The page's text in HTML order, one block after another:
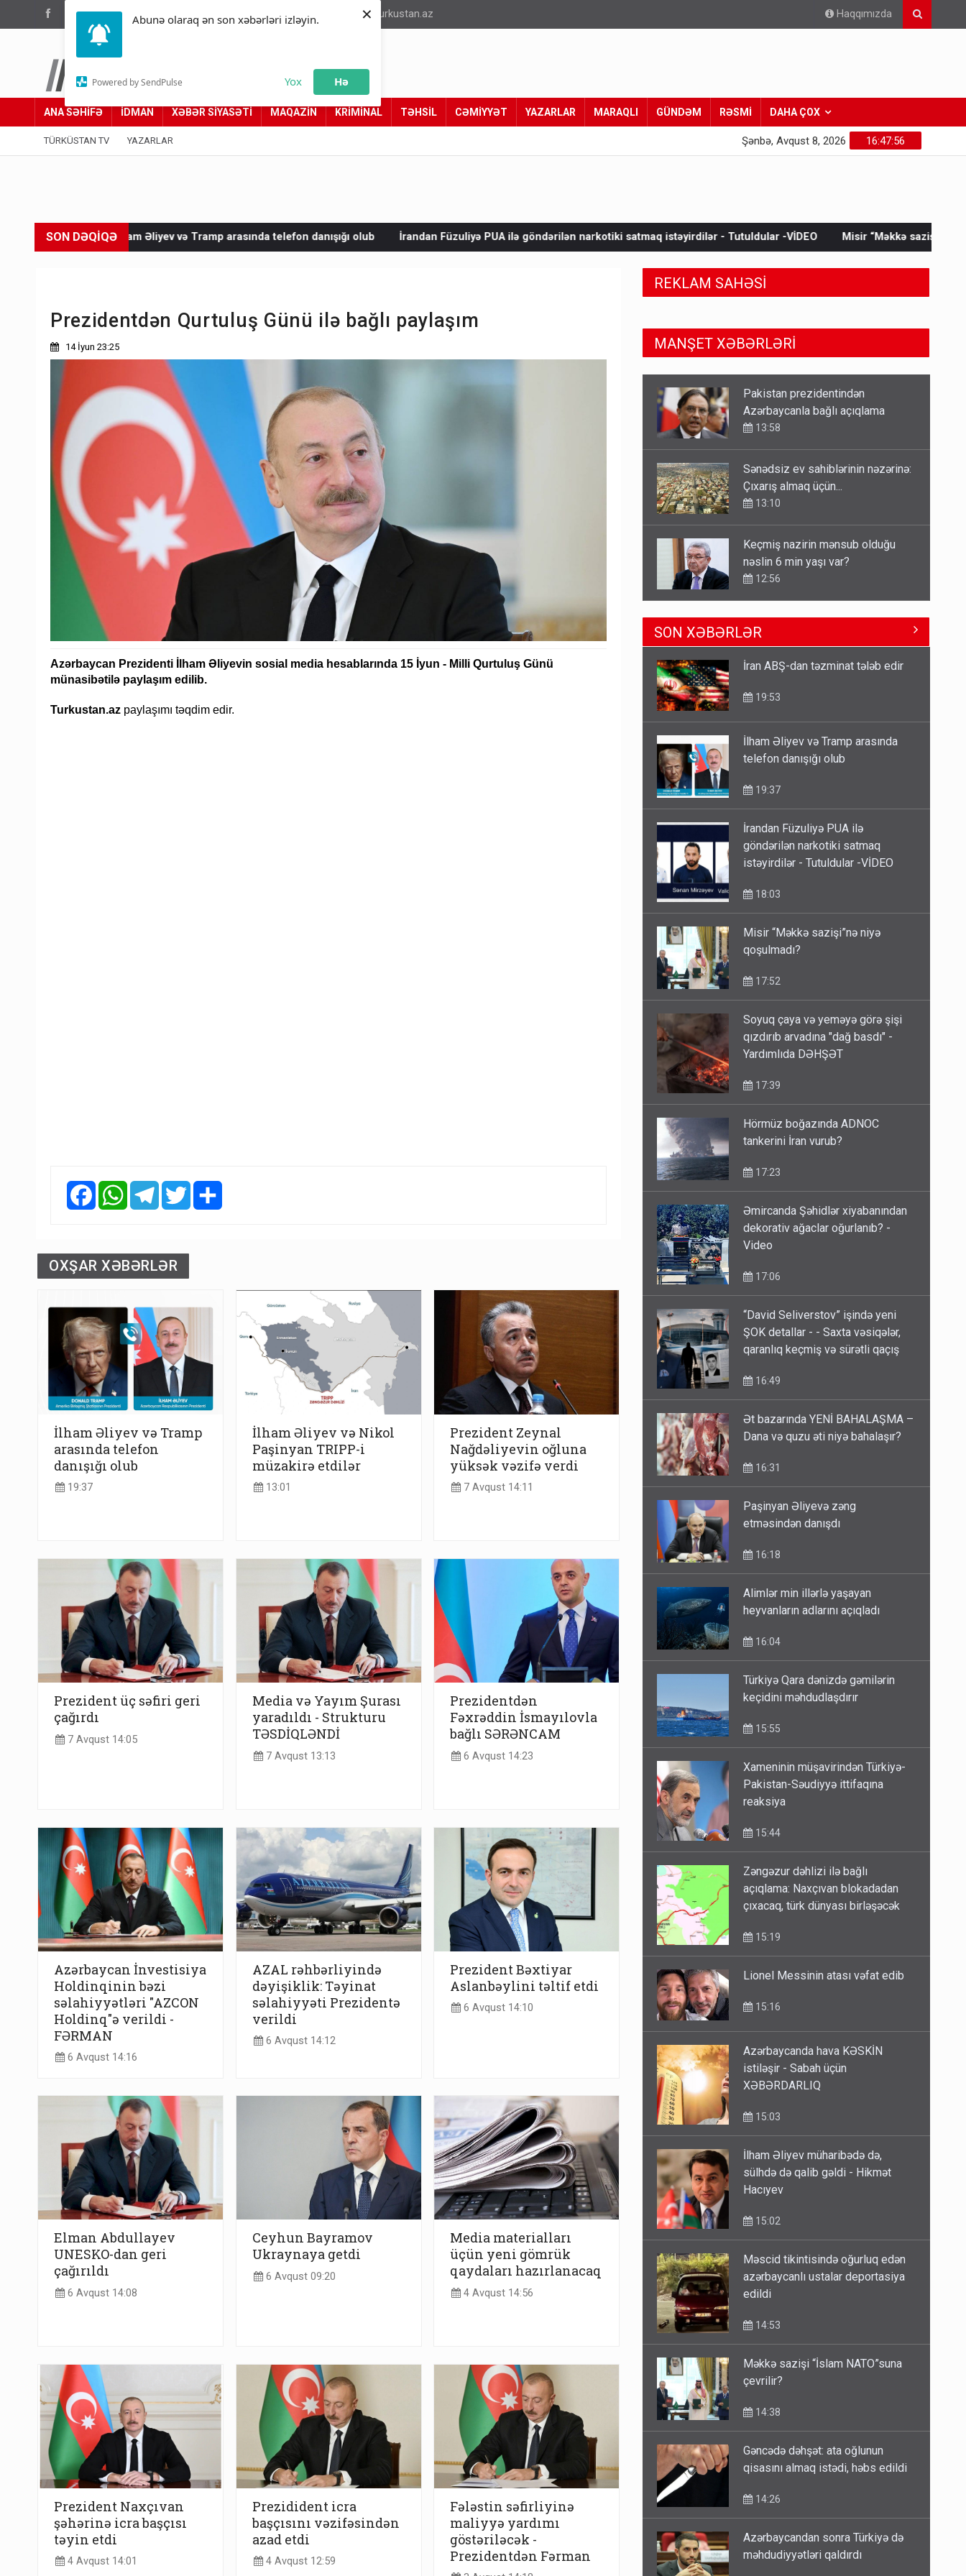
Abunə olaraq ən son xəbərləri izləyin.
Powered by SendPulse Yox Hə
×
(012) 449 94 05 info@turkustan.az Haqqımızda
Türküstan.az
Adımız yolumuzdur
ANA SƏHİFƏ İDMAN XƏBƏR SİYASƏTİ MAQAZİN KRİMİNAL TƏHSİL CƏMİYYƏT YAZARLAR MARAQLI GÜNDƏM RƏSMİ DAHA ÇOX
TÜRKÜSTAN TV YAZARLAR 16:47:58
Şənbə, Avqust 8, 2026
SON DƏQİQƏ
Əliyev və Tramp arasında telefon danışığı olub İrandan Füzuliyə PUA ilə göndərilən narkotiki satmaq istəyirdilər - Tutuldular -VİDEO Misir “Məkkə sazişi”nə niyə qoşulmadı?
Prezidentdən Qurtuluş Günü ilə bağlı paylaşım
14 İyun 23:25
Azərbaycan Prezidenti İlham Əliyevin sosial media hesablarında 15 İyun - Milli Qurtuluş Günü
münasibətilə paylaşım edilib.
Turkustan.az paylaşımı təqdim edir.
FacebookWhatsAppTelegramTwitter
OXŞAR XƏBƏRLƏR
İlham Əliyev və Tramp
arasında telefon
danışığı olub
19:37
İlham Əliyev və Nikol
Paşinyan TRIPP-i
müzakirə etdilər
13:01
Prezident Zeynal
Nağdəliyevin oğluna
yüksək vəzifə verdi
7 Avqust 14:11
Prezident üç səfiri geri
çağırdı
7 Avqust 14:05
Media və Yayım Şurası
yaradıldı - Strukturu
TƏSDİQLƏNDİ
7 Avqust 13:13
Prezidentdən
Fəxrəddin İsmayılovla
bağlı SƏRƏNCAM
6 Avqust 14:23
Azərbaycan İnvestisiya
Holdinqinin bəzi
səlahiyyətləri "AZCON
Holdinq"ə verildi -
FƏRMAN
6 Avqust 14:16
AZAL rəhbərliyində
dəyişiklik: Təyinat
səlahiyyəti Prezidentə
verildi
6 Avqust 14:12
Prezident Bəxtiyar
Aslanbəylini təltif etdi
6 Avqust 14:10
Elman Abdullayev
UNESKO-dan geri
çağırıldı
6 Avqust 14:08
Ceyhun Bayramov
Ukraynaya getdi
6 Avqust 09:20
Media materialları
üçün yeni gömrük
qaydaları hazırlanacaq
4 Avqust 14:56
Prezident Naxçıvan
şəhərinə icra başçısı
təyin etdi
4 Avqust 14:01
Prezidident icra
başçısını vəzifəsindən
azad etdi
4 Avqust 12:59
Fələstin səfirliyinə
maliyyə yardımı
göstəriləcək -
Prezidentdən Fərman
REKLAM SAHƏSİ
MANŞET XƏBƏRLƏRİ
Sənədsiz ev sahiblərinin nəzərinə:
Çıxarış almaq üçün...
13:10
Keçmiş nazirin mənsub olduğu
nəslin 6 min yaşı var?
12:56
Britaniya Səfirliyi Vaşinqton
razılaşmasının ildönümü ilə bağlı
bəyanat yaydı
Paşinyan Əliyevə zəng
etməsindən danışdı
16:18
sülhdə də qalib gəldi - Hikmət
Hacıyev
15:02
Pakistan prezidentindən
13:58
SON XƏBƏRLƏR
İlham Əliyev və Tramp arasında
İrandan Füzuliyə PUA ilə
göndərilən narkotiki satmaq
Misir “Məkkə sazişi”nə niyə
Soyuq çaya və yeməyə görə şişi
qızdırıb arvadına "dağ basdı" -
Hörmüz boğazında ADNOC
Əmircanda Şəhidlər xiyabanından
dekorativ ağaclar oğurlanıb? -
“David Seliverstov” işində yeni
ŞOK detallar - - Saxta vəsiqələr,
Ət bazarında YENİ BAHALAŞMA –
Paşinyan Əliyevə zəng
Alimlər min illərlə yaşayan
Türkiyə Qara dənizdə gəmilərin
Xameninin müşavirindən Türkiyə-
Pakistan-Səudiyyə ittifaqına
Zəngəzur dəhlizi ilə bağlı
açıqlama: Naxçıvan blokadadan
Azərbaycanda hava KƏSKİN
istiləşir - Sabah üçün
İlham Əliyev müharibədə də,
sülhdə də qalib gəldi - Hikmət
Məscid tikintisində oğurluq edən
azərbaycanlı ustalar deportasiya
Məkkə sazişi “İslam NATO”suna
Gəncədə dəhşət: ata oğlunun
Azərbaycandan sonra Türkiyə də